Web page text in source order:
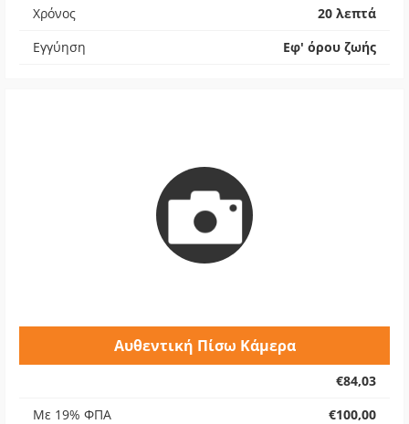
Χρόνος
20 λεπτά
Εγγύηση
Εφ' όρου ζωής
Αυθεντική Πίσω Κάμερα
€84,03
Με 19% ΦΠΑ
€100,00